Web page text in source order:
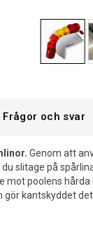
Frågor och svar
Genom att
slitage på
mot poolens
gör kantskyddet